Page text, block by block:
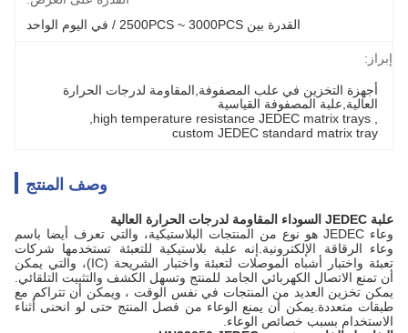
القدرة بين 2500PCS ~ 3000PCS / في اليوم الواحد
إبراز:
أجهزة التخزين في علب المصفوفة,المقاومة لدرجات الحرارة
العالية,علبة المصفوفة القياسية
high temperature resistance JEDEC matrix trays
,
custom JEDEC standard matrix tray
وصف المنتج
علبة JEDEC السوداء المقاومة لدرجات الحرارة العالية
وعاء JEDEC هو نوع من المنتجات البلاستيكية، والتي تعرف أيضا باسم
وعاء الرقاقة الإلكترونية.إنه علبة بلاستيكية للتعبئة تستخدمها شركات
تعبئة واختبار أشباه الموصلات لتعبئة واختبار الشريحة (IC)، والتي يمكن
أن تمنع الاتصال الكهربائي الجامد للمنتج وتسهل الكشف والتثبيت التلقائي.
يمكن تخزين العديد من المنتجات في نفس الوقت ، ويمكن أن تتراكم مع
طبقات متعددة.يمكن أن يمنع الوعاء من فصل المنتج حتى لو انحنى أثناء
الاستخدام بسبب خصائص الوعاء.